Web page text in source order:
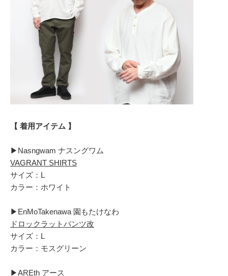
【 着用アイテム 】
▶︎Nasngwam ナスングワム
VAGRANT SHIRTS
サイズ：L
カラー：ホワイト
▶︎EnMoTakenawa 園もたけなわ
ドロックラットパンツ改
サイズ：L
カラー：モスグリーン
▶︎AREth アース